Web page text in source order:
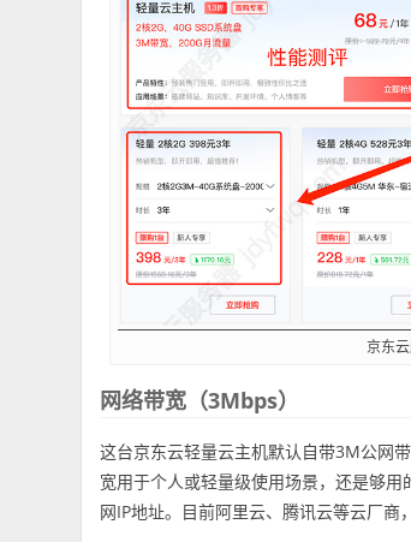
京东
网络带宽（3Mbps）
这台京东云轻量云主机默认自带3M公网
宽用于个人或轻量级使用场景，还是够
网IP地址。目前阿里云、腾讯云等云厂商